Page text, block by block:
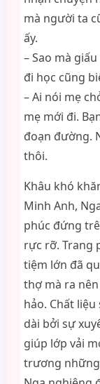
mà người ta
ấy.
– Sao mà
đi học cũng
– Ai nói mẹ
mẹ mới đi.
đoạn đường.
thôi.
Khâu khó
Minh Anh,
phúc đứng
rực rỡ. Trang
tiệm lớn đã
thợ mà ra
hảo. Chất
dài bởi sự
giúp lớp vải
trương